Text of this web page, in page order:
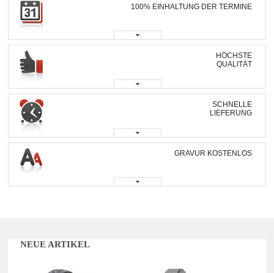
100% EINHALTUNG DER TERMINE
HÖCHSTE
QUALITÄT
SCHNELLE
LIEFERUNG
GRAVUR KOSTENLOS
NEUE ARTIKEL